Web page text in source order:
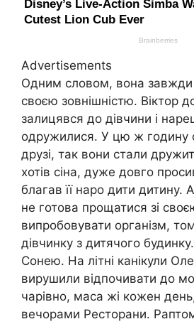
Advertisements
Одним словом, вона завжди
своєю зовнішністю. Віктор
залицявся до дівчини і
одружилися. У цю ж годину
друзі, так вони стали
хотів сіна, дуже довго
благав її наро дити дитину.
не готова прощатися зі
випробовувати організм,
дівчинку з дитячого
Сонею. На літні канікули
вирушили відпочивати до
чарівно, маса жі кожен
вечорами Ресторани.